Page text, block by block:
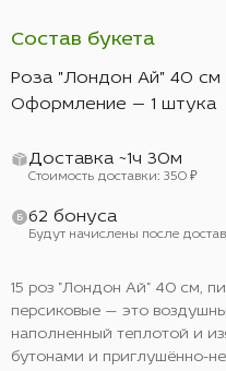
Состав букета
Роза "Лондон Ай" 40 см
Оформление — 1 штука
Доставка ~1ч 30м
Стоимость доставки: 350 ₽
62 бонуса
Будут начислены после
15 роз "Лондон Ай" 40 см,
персиковые — это
наполненный теплотой и
бутонами и приглушённо-